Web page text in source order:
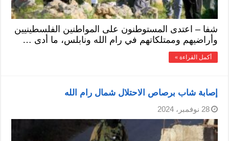
شفا – اعتدى المستوطنون على المواطنين الفلسطينيين
وأراضيهم وممتلكاتهم في رام الله ونابلس، ما أدى …
أكمل القراءة »
إصابة شاب برصاص الاحتلال شمال رام الله
28 نوفمبر، 2024